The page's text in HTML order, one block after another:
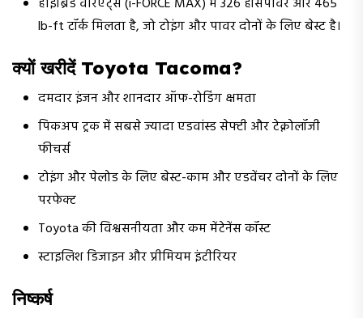
हाइब्रिड वेरिएंट्स (i-FORCE MAX) में 326 हॉर्सपावर और 465
lb-ft टॉर्क मिलता है, जो टोइंग और पावर दोनों के लिए बेस्ट है।
क्यों खरीदें Toyota Tacoma?
दमदार इंजन और शानदार ऑफ-रोडिंग क्षमता
पिकअप ट्रक में सबसे ज्यादा एडवांस्ड सेफ्टी और टेक्नोलॉजी
फीचर्स
टोइंग और पेलोड के लिए बेस्ट-काम और एडवेंचर दोनों के लिए
परफेक्ट
Toyota की विश्वसनीयता और कम मेंटेनेंस कॉस्ट
स्टाइलिश डिजाइन और प्रीमियम इंटीरियर
निष्कर्ष